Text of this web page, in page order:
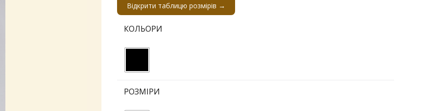
Відкрити таблицю розмірів →
КОЛЬОРИ
РОЗМІРИ